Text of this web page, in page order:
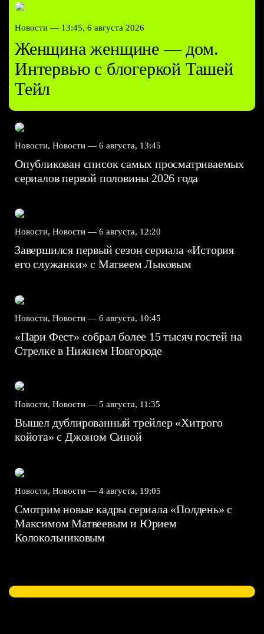
Новости — 13:45, 6 августа 2026
Женщина женщине — дом.
Интервью с блогеркой Ташей
Тейл
Новости, Новости — 6 августа, 13:45
Опубликован список самых просматриваемых
сериалов первой половины 2026 года
Новости, Новости — 6 августа, 12:20
Завершился первый сезон сериала «История
его служанки» с Матвеем Лыковым
Новости, Новости — 6 августа, 10:45
«Пари Фест» собрал более 15 тысяч гостей на
Стрелке в Нижнем Новгороде
Новости, Новости — 5 августа, 11:35
Вышел дублированный трейлер «Хитрого
койота» с Джоном Синой
Новости, Новости — 4 августа, 19:05
Смотрим новые кадры сериала «Полдень» с
Максимом Матвеевым и Юрием
Колокольниковым